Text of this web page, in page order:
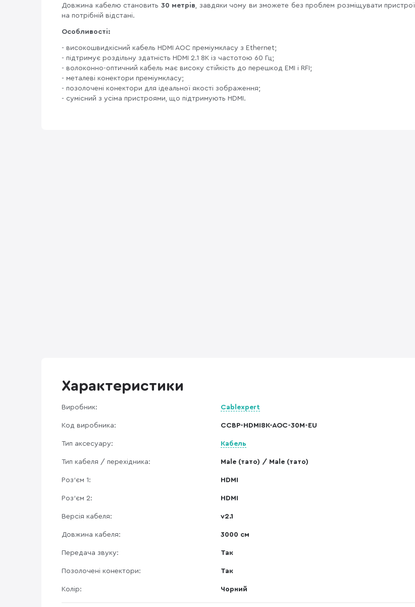
Довжина кабелю становить 30 метрів, завдяки чому ви зможете без проблем розміщувати пристрої
на потрібній відстані.
Особливості:
- високошвидкісний кабель HDMI AOC преміумкласу з Ethernet;
- підтримує роздільну здатність HDMI 2.1 8K із частотою 60 Гц;
- волоконно-оптичний кабель має високу стійкість до перешкод EMI і RFI;
- металеві конектори преміумкласу;
- позолочені конектори для ідеальної якості зображення;
- сумісний з усіма пристроями, що підтримують HDMI.
Характеристики
Виробник: Cablexpert
Код виробника: CCBP-HDMI8K-AOC-30M-EU
Тип аксесуару: Кабель
Тип кабеля / перехідника: Male (тато) / Male (тато)
Роз'єм 1: HDMI
Роз'єм 2: HDMI
Версія кабеля: v2.1
Довжина кабеля: 3000 см
Передача звуку: Так
Позолочені конектори: Так
Колір: Чорний